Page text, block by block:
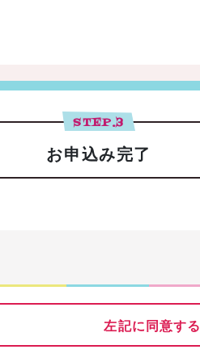
STEP.3
お申込み完了
左記に同意する